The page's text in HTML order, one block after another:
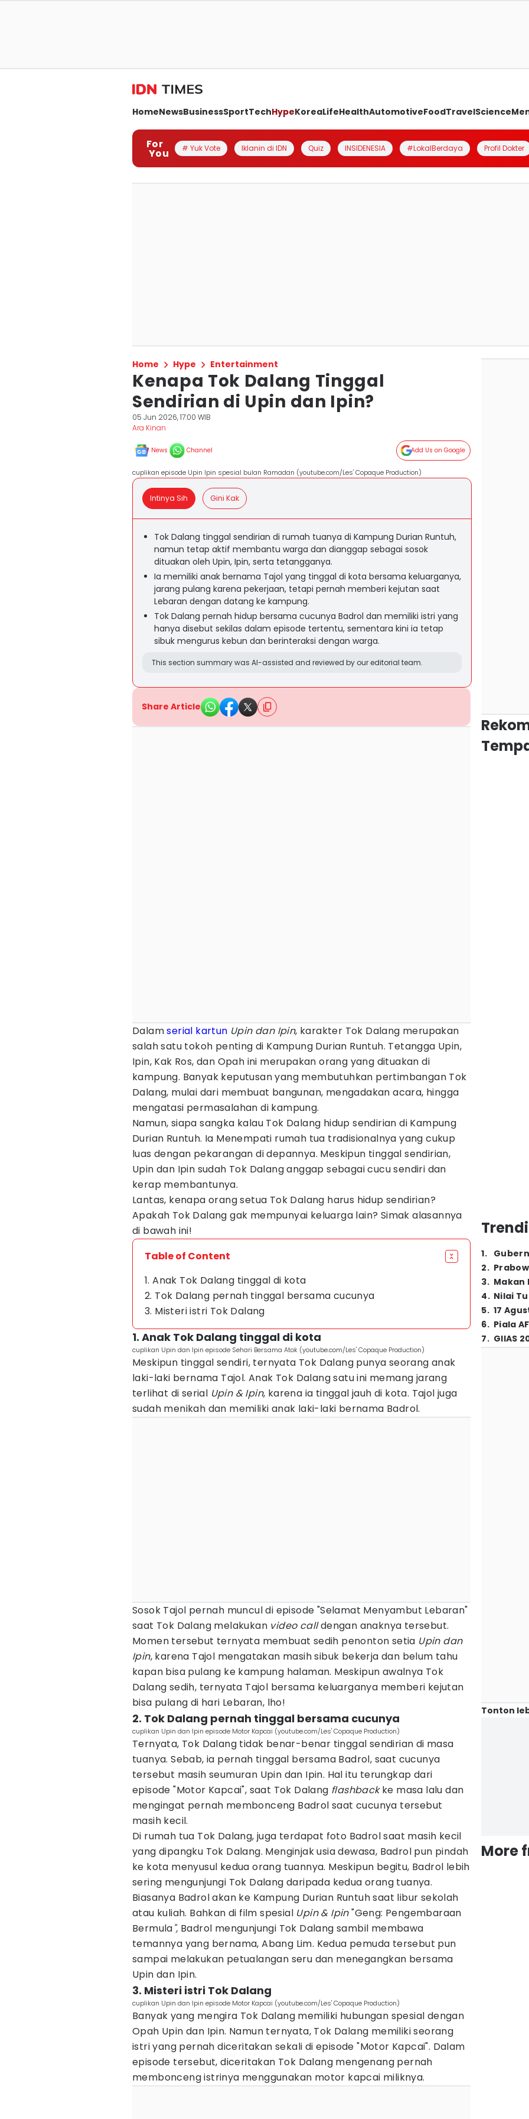
HomeNewsBusinessSportTechHypeKoreaLifeHealthAutomotiveFoodTravelScience
For
You # Yuk Vote Iklanin di IDN Quiz INSIDENESIA #LokalBerdaya Profil Dokter
Home Hype Entertainment
Kenapa Tok Dalang Tinggal
Sendirian di Upin dan Ipin?
05 Jun 2026, 17:00 WIB
Ara Kinan
News Channel Add Us on Google
cuplikan episode Upin Ipin spesial bulan Ramadan (youtube.com/Les' Copaque Production)
Intinya Sih Gini Kak
Tok Dalang tinggal sendirian di rumah tuanya di Kampung Durian Runtuh,
namun tetap aktif membantu warga dan dianggap sebagai sosok
dituakan oleh Upin, Ipin, serta tetangganya.
Ia memiliki anak bernama Tajol yang tinggal di kota bersama keluarganya,
jarang pulang karena pekerjaan, tetapi pernah memberi kejutan saat
Lebaran dengan datang ke kampung.
Tok Dalang pernah hidup bersama cucunya Badrol dan memiliki istri yang
hanya disebut sekilas dalam episode tertentu, sementara kini ia tetap
sibuk mengurus kebun dan berinteraksi dengan warga.
This section summary was AI-assisted and reviewed by our editorial team.
Share Article
Dalamserial kartun Upin dan Ipin, karakter Tok Dalang merupakan
salah satu tokoh penting di Kampung Durian Runtuh. Tetangga Upin,
Ipin, Kak Ros, dan Opah ini merupakan orang yang dituakan di
kampung. Banyak keputusan yang membutuhkan pertimbangan Tok
Dalang, mulai dari membuat bangunan, mengadakan acara, hingga
mengatasi permasalahan di kampung.
Namun, siapa sangka kalau Tok Dalang hidup sendirian di Kampung
Durian Runtuh. Ia Menempati rumah tua tradisionalnya yang cukup
luas dengan pekarangan di depannya. Meskipun tinggal sendirian,
Upin dan Ipin sudah Tok Dalang anggap sebagai cucu sendiri dan
kerap membantunya.
Lantas, kenapa orang setua Tok Dalang harus hidup sendirian?
Apakah Tok Dalang gak mempunyai keluarga lain? Simak alasannya
di bawah ini!
Table of Content
1. Anak Tok Dalang tinggal di kota
2. Tok Dalang pernah tinggal bersama cucunya
3. Misteri istri Tok Dalang
1. Anak Tok Dalang tinggal di kota
cuplikan Upin dan Ipin episode Sehari Bersama Atok (youtube.com/Les' Copaque Production)
Meskipun tinggal sendiri, ternyata Tok Dalang punya seorang anak
laki-laki bernama Tajol. Anak Tok Dalang satu ini memang jarang
terlihat di serial Upin & Ipin, karena ia tinggal jauh di kota. Tajol juga
sudah menikah dan memiliki anak laki-laki bernama Badrol.
Sosok Tajol pernah muncul di episode "Selamat Menyambut Lebaran"
saat Tok Dalang melakukan video calldengan anaknya tersebut.
Momen tersebut ternyata membuat sedih penonton setia Upin dan
Ipin, karena Tajol mengatakan masih sibuk bekerja dan belum tahu
kapan bisa pulang ke kampung halaman. Meskipun awalnya Tok
Dalang sedih, ternyata Tajol bersama keluarganya memberi kejutan
bisa pulang di hari Lebaran, lho!
2. Tok Dalang pernah tinggal bersama cucunya
cuplikan Upin dan Ipin episode Motor Kapcai (youtube.com/Les' Copaque Production)
Ternyata, Tok Dalang tidak benar-benar tinggal sendirian di masa
tuanya. Sebab, ia pernah tinggal bersama Badrol, saat cucunya
tersebut masih seumuran Upin dan Ipin. Hal itu terungkap dari
episode "Motor Kapcai", saat Tok Dalang flashbackke masa lalu dan
mengingat pernah membonceng Badrol saat cucunya tersebut
masih kecil.
Di rumah tua Tok Dalang, juga terdapat foto Badrol saat masih kecil
yang dipangku Tok Dalang. Menginjak usia dewasa, Badrol pun pindah
ke kota menyusul kedua orang tuannya. Meskipun begitu, Badrol lebih
sering mengunjungi Tok Dalang daripada kedua orang tuanya.
Biasanya Badrol akan ke Kampung Durian Runtuh saat libur sekolah
atau kuliah. Bahkan di film spesial Upin & Ipin"Geng: Pengembaraan
Bermula", Badrol mengunjungi Tok Dalang sambil membawa
temannya yang bernama, Abang Lim. Kedua pemuda tersebut pun
sampai melakukan petualangan seru dan menegangkan bersama
Upin dan Ipin.
3. Misteri istri Tok Dalang
cuplikan Upin dan Ipin episode Motor Kapcai (youtube.com/Les' Copaque Production)
Banyak yang mengira Tok Dalang memiliki hubungan spesial dengan
Opah Upin dan Ipin. Namun ternyata, Tok Dalang memiliki seorang
istri yang pernah diceritakan sekali di episode "Motor Kapcai". Dalam
episode tersebut, diceritakan Tok Dalang mengenang pernah
membonceng istrinya menggunakan motor kapcai miliknya.
1.
2.
3. Makan
4. Nilai
5. 17
6. Piala
7. GIIAS
Tonton
More